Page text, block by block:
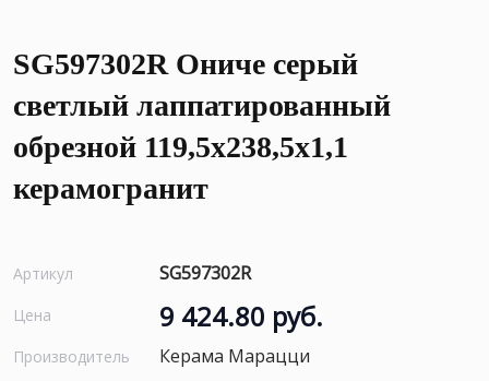
SG597302R Ониче серый
светлый лаппатированный
обрезной 119,5x238,5x1,1
керамогранит
Артикул SG597302R
Цена 9 424.80 руб.
Производитель Керама Марацци